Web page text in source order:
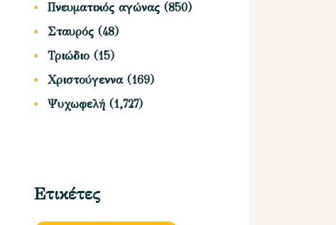
Πνευματικός αγώνας (850)
Σταυρός (48)
Τριώδιο (15)
Χριστούγεννα(169)
Ψυχωφελή (1,727)
Ετικέτες